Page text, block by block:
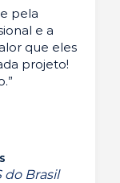
pela
e a
que eles
projeto!
do Brasil